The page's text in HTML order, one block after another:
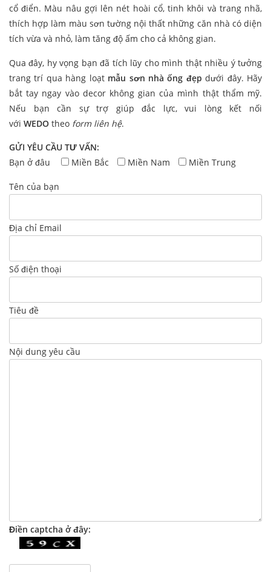
cổ điển. Màu nâu gợi lên nét hoài cổ, tinh khôi và trang nhã,
thích hợp làm màu sơn tường nội thất những căn nhà có diện
tích vừa và nhỏ, làm tăng độ ấm cho cả không gian.
Qua đây, hy vọng bạn đã tích lũy cho mình thật nhiều ý tưởng
trang trí qua hàng loạt mẫu sơn nhà ống đẹp dưới đây. Hãy
bắt tay ngay vào decor không gian của mình thật thẩm mỹ.
Nếu bạn cần sự trợ giúp đắc lực, vui lòng kết nối
với WEDO theo form liên hệ.
GỬI YÊU CẦU TƯ VẤN:
Bạn ở đâu
Miền Bắc Miền Nam Miền Trung
Tên của bạn
Địa chỉ Email
Số điện thoại
Tiêu đề
Nội dung yêu cầu
Điền captcha ở đây: